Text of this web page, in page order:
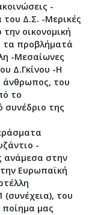
-
του Δ.Σ. -Μερικές
οικονομική
τα προβλήματά
-Μεσαίωνες
Δ.Γκίνου -Η
άνθρωπος, του
το
συνέδριο της
-
ανάμεσα στην
Ευρωπαϊκή
του
μας